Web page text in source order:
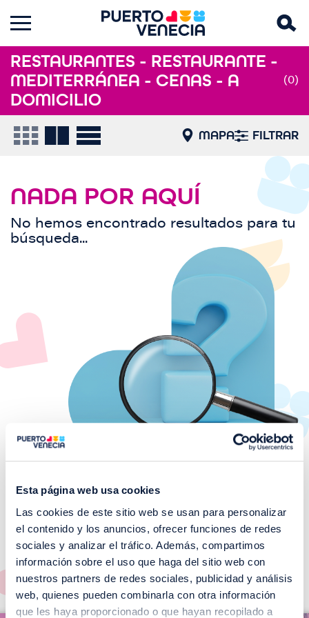
Esta página web usa cookies
Las cookies de este sitio web se usan para personalizar
el contenido y los anuncios, ofrecer funciones de redes
sociales y analizar el tráfico. Además, compartimos
información sobre el uso que haga del sitio web con
nuestros partners de redes sociales, publicidad y análisis
web, quienes pueden combinarla con otra información
que les haya proporcionado o que hayan recopilado a
RESTAURANTES - RESTAURANTE -
MEDITERRÁNEA - CENAS - A
DOMICILIO
(0)
MAPA FILTRAR
NADA POR AQUÍ
No hemos encontrado resultados para tu
búsqueda...
¡No te pierdas nuestros
EVENTOS!
Ver todos >